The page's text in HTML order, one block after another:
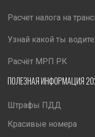
Расчет налога на
Узнай какой ты
Расчёт МРП РК
ПОЛЕЗНАЯ ИНФОРМАЦИЯ
Штрафы ПДД
Красивые номера